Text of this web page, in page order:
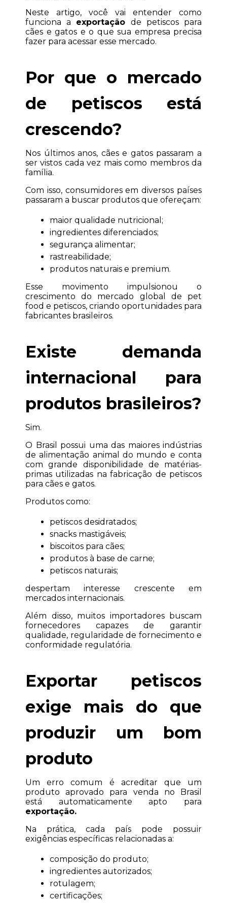
Neste artigo, você vai entender como
funciona a exportação de petiscos para
cães e gatos e o que sua empresa precisa
fazer para acessar esse mercado.
Por que o mercado
de petiscos está
crescendo?
Nos últimos anos, cães e gatos passaram a
ser vistos cada vez mais como membros da
família.
Com isso, consumidores em diversos países
passaram a buscar produtos que ofereçam:
maior qualidade nutricional;
ingredientes diferenciados;
segurança alimentar;
rastreabilidade;
produtos naturais e premium.
Esse movimento impulsionou o
crescimento do mercado global de pet
food e petiscos, criando oportunidades para
fabricantes brasileiros.
Existe demanda
internacional para
produtos brasileiros?
Sim.
O Brasil possui uma das maiores indústrias
de alimentação animal do mundo e conta
com grande disponibilidade de matérias-
primas utilizadas na fabricação de petiscos
para cães e gatos.
Produtos como:
petiscos desidratados;
snacks mastigáveis;
biscoitos para cães;
produtos à base de carne;
petiscos naturais;
despertam interesse crescente em
mercados internacionais.
Além disso, muitos importadores buscam
fornecedores capazes de garantir
qualidade, regularidade de fornecimento e
conformidade regulatória.
Exportar petiscos
exige mais do que
produzir um bom
produto
Um erro comum é acreditar que um
produto aprovado para venda no Brasil
exportação.
Na prática, cada país pode possuir
exigências específicas relacionadas a:
composição do produto;
ingredientes autorizados;
rotulagem;
certificações;